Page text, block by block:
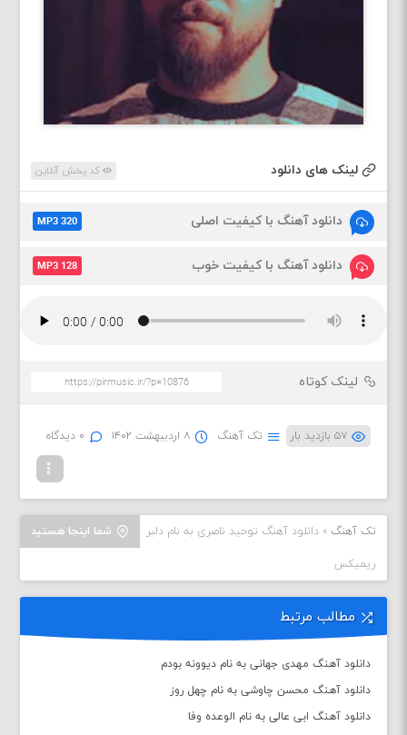
لینک های دانلود کد پخش آنلاین
دانلود آهنگ با کیفیت اصلی MP3 320
دانلود آهنگ با کیفیت خوب MP3 128
لینک کوتاه
۵۷ بازدید بار تک آهنگ ۸ اردیبهشت ۱۴۰۲ ۰ دیدگاه
شما اینجا هستید تک آهنگ »دانلود آهنگ توحید ناصری به نام دلبر
ریمیکس
مطالب مرتبط
دانلود آهنگ مهدی جهانی به نام دیوونه بودم
دانلود آهنگ محسن چاوشی به نام چهل روز
دانلود آهنگ ابی عالی به نام الوعده وفا